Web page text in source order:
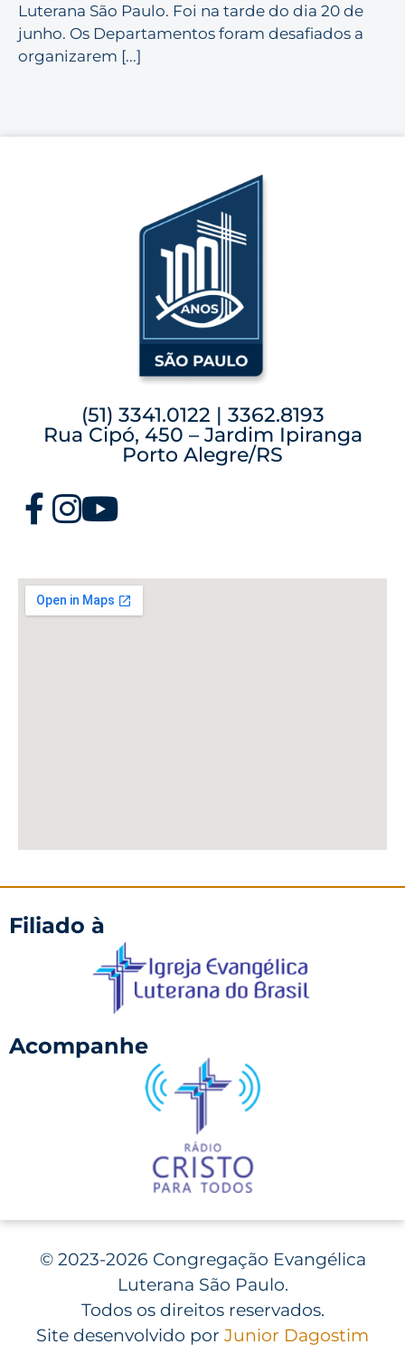
Luterana São Paulo. Foi na tarde do dia 20 de
junho. Os Departamentos foram desafiados a
organizarem [...]
(51) 3341.0122 | 3362.8193
Rua Cipó, 450 – Jardim Ipiranga
Porto Alegre/RS
Filiado à
Acompanhe
©2023-2026 Congregação Evangélica
Luterana São Paulo.
Todos os direitos reservados.
Site desenvolvido por Junior Dagostim